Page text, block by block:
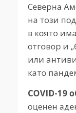
Северна
на този
в която
отговор и
или
като
COVID-19
оценен